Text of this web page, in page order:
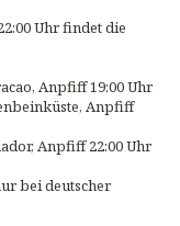
Uhr findet die
Anpfiff 19:00 Uhr
Anpfiff
Anpfiff 22:00 Uhr
bei deutscher